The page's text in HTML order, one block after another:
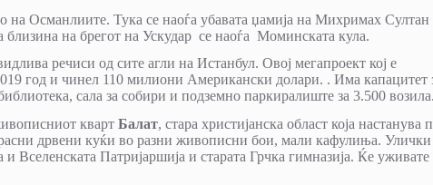
на Османлиите. Тука се наоѓа убавата џамија на Михримах Султан
на брегот на Ускудар се наоѓа Моминската кула.
речиси од сите агли на Истанбул. Овој мегапроект кој е
год и чинел 110 милиони Американски долари. . Има капацитет
сала за собири и подземно паркиралиште за 3.500
кварт Балат, стара христијанска област која настанува
дрвени куќи во разни живописни бои, мали кафулиња. Улички
Патријаршија и старата Грчка гимназија. Ќе уживате